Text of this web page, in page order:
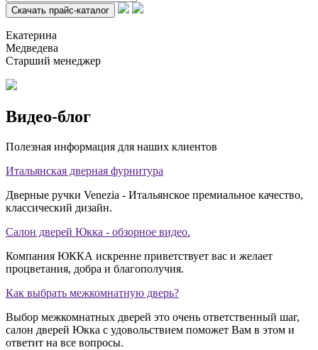
Екатерина
Медведева
Старший менеджер
Видео-блог
Полезная информация для наших клиентов
Итальянская дверная фурнитура
Дверные ручки Venezia - Итальянское премиальное качество,
классический дизайн.
Салон дверей Юкка - обзорное видео.
Компания ЮККА искренне приветствует вас и желает
процветания, добра и благополучия.
Как выбрать межкомнатную дверь?
Выбор межкомнатных дверей это очень ответственный шаг,
салон дверей Юкка с удовольствием поможет Вам в этом и
ответит на все вопросы.